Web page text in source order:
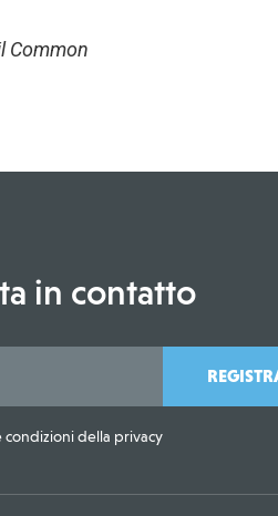
Common
in contatto
condizioni della privacy